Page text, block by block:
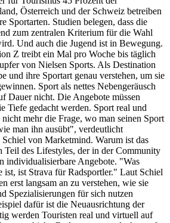
Österreich und der Schweiz betreiben
Sportarten. Studien belegen, dass die
zum zentralen Kriterium für die Wahl
Und auch die Jugend ist in Bewegung.
Z treibt ein Mal pro Woche bis täglich
von Nielsen Sports. Als Destination
und ihre Sportart genau verstehen, um sie
Sport als nettes Nebengeräusch
Dauer nicht. Die Angebote müssen
Tiefe gedacht werden. Sport real und
mehr die Frage, wo man seinen Sport
man ihn ausübt", verdeutlicht
von Marketmind. Warum ist das
Teil des Lifestyles, der in der Community
individualisierbare Angebote. "Was
ist, ist Strava für Radsportler." Laut Schiel
erst langsam an zu verstehen, wie sie
Spezialisierungen für sich nutzen
dafür ist die Neuausrichtung der
werden Touristen real und virtuell auf